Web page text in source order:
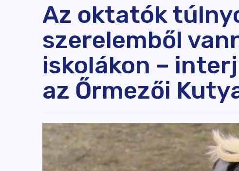
Az oktatók
szerelemből
iskolákon –
az Őrmezői